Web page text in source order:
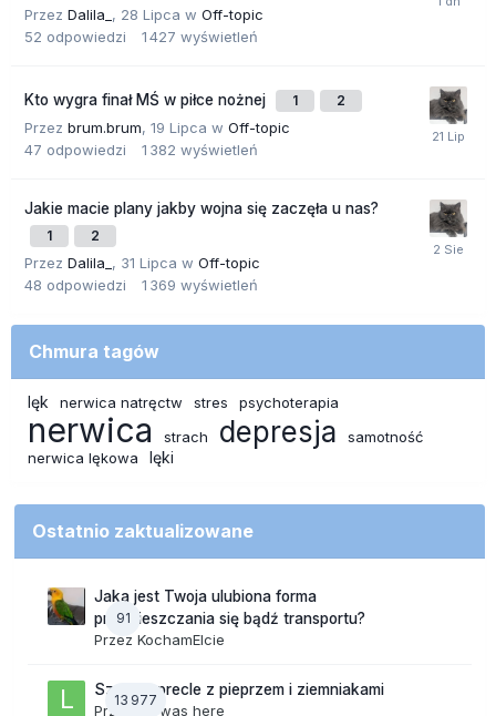
Przez Dalila_ , 28 Lipca w Off-topic
52 odpowiedzi 1 427 wyświetleń
Kto wygra finał MŚ w piłce nożnej 1 2
Przez brum.brum, 19 Lipca w Off-topic
47 odpowiedzi 1 382 wyświetleń
Jakie macie plany jakby wojna się zaczęła u nas?
1 2
Przez Dalila_ , 31 Lipca w Off-topic
48 odpowiedzi 1 369 wyświetleń
Chmura tagów
lęk nerwica natręctw stres psychoterapia
nerwica strach depresja
samotność
nerwica lękowa
lęki
Ostatnio zaktualizowane
91
Jaka jest Twoja ulubiona forma
przemieszczania się bądź transportu?
Przez KochamElcie
13 977
Szalone precle z pieprzem i ziemniakami
Przezlily was here